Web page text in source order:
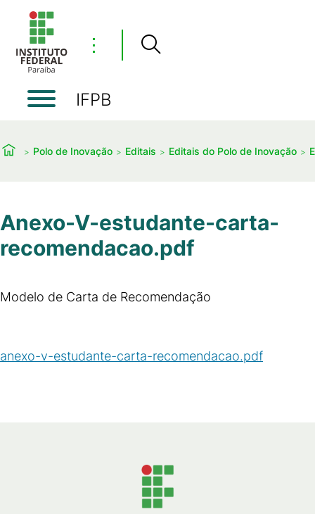
⋮
IFPB
Polo de Inovação Editais Editais do Polo de Inovação
Anexo-V-estudante-carta-
recomendacao.pdf
Modelo de Carta de Recomendação
anexo-v-estudante-carta-recomendacao.pdf